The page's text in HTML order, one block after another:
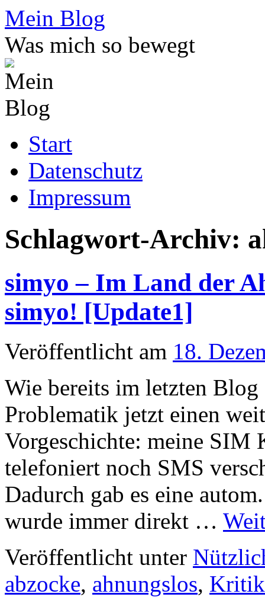
Zum
Inhalt
springen
Mein Blog
Was mich so bewegt
Start
Datenschutz
Impressum
Schlagwort-Archiv:
simyo – Im Land der
simyo! [Update1]
Veröffentlicht am 18.
Wie bereits im letzten
Problematik jetzt einen
Vorgeschichte: meine SIM
telefoniert noch SMS
Dadurch gab es eine
wurde immer direkt …
Veröffentlicht unter
abzocke, ahnungslos, Kritik